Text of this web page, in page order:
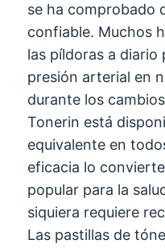
se ha comprobado
confiable. Muchos
las píldoras a diario
presión arterial en
durante los
Tonerin está
equivalente en
eficacia lo
popular para la
siquiera requiere
Las pastillas de